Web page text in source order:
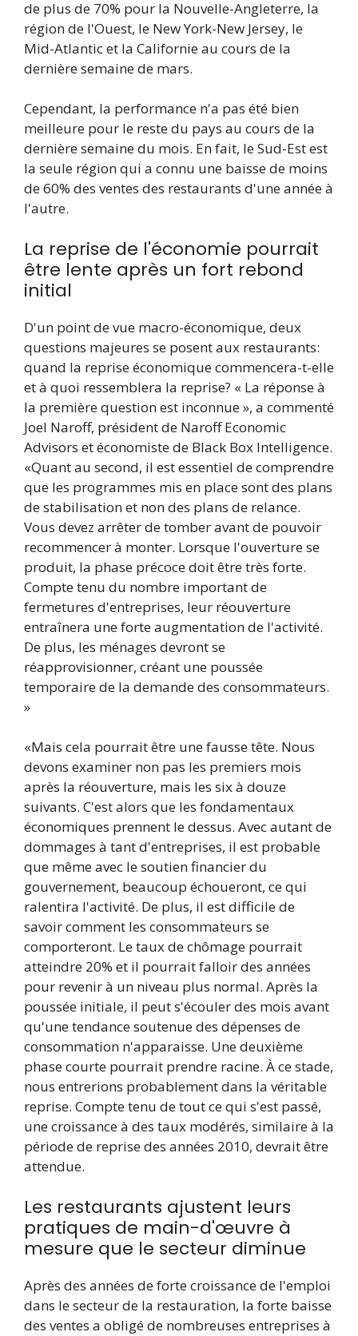
de plus de 70% pour la Nouvelle-Angleterre, la
région de l'Ouest, le New York-New Jersey, le
Mid-Atlantic et la Californie au cours de la
dernière semaine de mars.
Cependant, la performance n'a pas été bien
meilleure pour le reste du pays au cours de la
dernière semaine du mois. En fait, le Sud-Est est
la seule région qui a connu une baisse de moins
de 60% des ventes des restaurants d'une année à
l'autre.
La reprise de l'économie pourrait
être lente après un fort rebond
initial
D'un point de vue macro-économique, deux
questions majeures se posent aux restaurants:
quand la reprise économique commencera-t-elle
et à quoi ressemblera la reprise? « La réponse à
la première question est inconnue », a commenté
Joel Naroff, président de Naroff Economic
Advisors et économiste de Black Box Intelligence.
«Quant au second, il est essentiel de comprendre
que les programmes mis en place sont des plans
de stabilisation et non des plans de relance.
Vous devez arrêter de tomber avant de pouvoir
recommencer à monter. Lorsque l'ouverture se
produit, la phase précoce doit être très forte.
Compte tenu du nombre important de
fermetures d'entreprises, leur réouverture
entraînera une forte augmentation de l'activité.
De plus, les ménages devront se
réapprovisionner, créant une poussée
temporaire de la demande des consommateurs.
»
«Mais cela pourrait être une fausse tête. Nous
devons examiner non pas les premiers mois
après la réouverture, mais les six à douze
suivants. C'est alors que les fondamentaux
économiques prennent le dessus. Avec autant de
dommages à tant d'entreprises, il est probable
que même avec le soutien financier du
gouvernement, beaucoup échoueront, ce qui
ralentira l'activité. De plus, il est difficile de
savoir comment les consommateurs se
comporteront. Le taux de chômage pourrait
atteindre 20% et il pourrait falloir des années
pour revenir à un niveau plus normal. Après la
poussée initiale, il peut s'écouler des mois avant
qu'une tendance soutenue des dépenses de
consommation n'apparaisse. Une deuxième
phase courte pourrait prendre racine. À ce stade,
nous entrerions probablement dans la véritable
reprise. Compte tenu de tout ce qui s'est passé,
une croissance à des taux modérés, similaire à la
période de reprise des années 2010, devrait être
attendue.
Les restaurants ajustent leurs
pratiques de main-d'œuvre à
mesure que le secteur diminue
Après des années de forte croissance de l'emploi
dans le secteur de la restauration, la forte baisse
des ventes a obligé de nombreuses entreprises à